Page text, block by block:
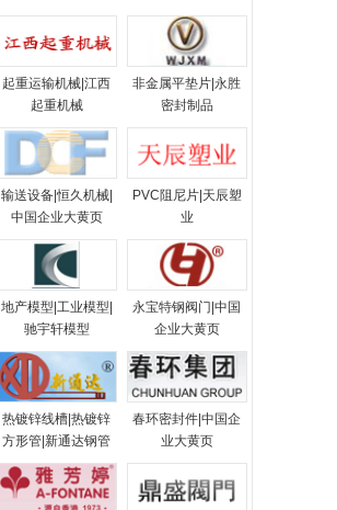
起重运输机械|江西
起重机械
非金属平垫片|永胜
密封制品
输送设备|恒久机械|
中国企业大黄页
PVC阻尼片|天辰塑
业
地产模型|工业模型|
驰宇轩模型
永宝特钢阀门|中国
企业大黄页
热镀锌线槽|热镀锌
方形管|新通达钢管
春环密封件|中国企
业大黄页